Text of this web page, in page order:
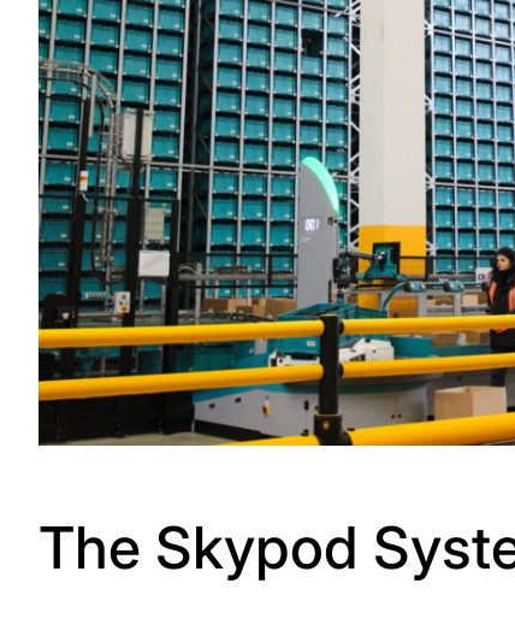
The Skypod